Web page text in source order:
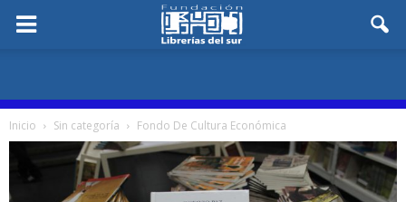
Inicio Sin categoría Fondo De Cultura Económica